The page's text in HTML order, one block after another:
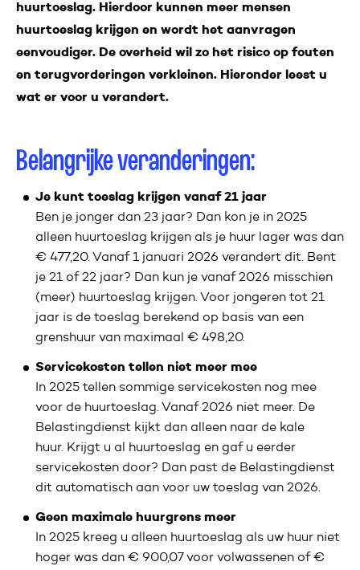
huurtoeslag. Hierdoor kunnen meer mensen
huurtoeslag krijgen en wordt het aanvragen
eenvoudiger. De overheid wil zo het risico op fouten
en terugvorderingen verkleinen. Hieronder leest u
wat er voor u verandert.
Belangrijke veranderingen:
Je kunt toeslag krijgen vanaf 21 jaar
Ben je jonger dan 23 jaar? Dan kon je in 2025
alleen huurtoeslag krijgen als je huur lager was dan
€ 477,20. Vanaf 1 januari 2026 verandert dit. Bent
je 21 of 22 jaar? Dan kun je vanaf 2026 misschien
(meer) huurtoeslag krijgen. Voor jongeren tot 21
jaar is de toeslag berekend op basis van een
grenshuur van maximaal € 498,20.
Servicekosten tellen niet meer mee
In 2025 tellen sommige servicekosten nog mee
voor de huurtoeslag. Vanaf 2026 niet meer. De
Belastingdienst kijkt dan alleen naar de kale
huur. Krijgt u al huurtoeslag en gaf u eerder
servicekosten door? Dan past de Belastingdienst
dit automatisch aan voor uw toeslag van 2026.
Geen maximale huurgrens meer
In 2025 kreeg u alleen huurtoeslag als uw huur niet
hoger was dan € 900,07 voor volwassenen of €